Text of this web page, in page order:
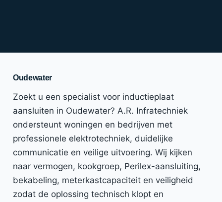
Oudewater
Zoekt u een specialist voor inductieplaat
aansluiten in Oudewater? A.R. Infratechniek
ondersteunt woningen en bedrijven met
professionele elektrotechniek, duidelijke
communicatie en veilige uitvoering. Wij kijken
naar vermogen, kookgroep, Perilex-aansluiting,
bekabeling, meterkastcapaciteit en veiligheid
zodat de oplossing technisch klopt en